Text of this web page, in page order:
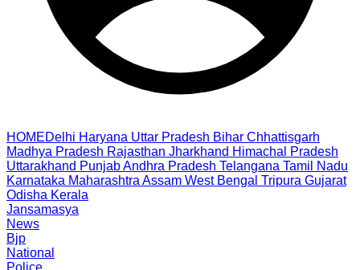
HOMEDelhi Haryana Uttar Pradesh Bihar Chhattisgarh
Madhya Pradesh Rajasthan Jharkhand Himachal Pradesh
Uttarakhand PunjabAndhra Pradesh Telangana Tamil Nadu
Karnataka Maharashtra Assam West Bengal Tripura Gujarat
Odisha Kerala
Jansamasya
News
Bjp
National
Police